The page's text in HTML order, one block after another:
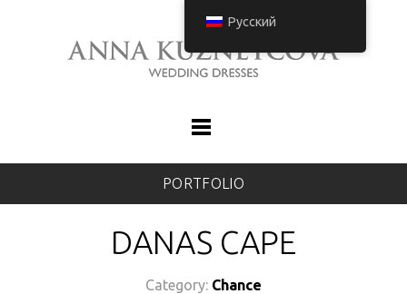
PORTFOLIO
DANAS CAPE
Category: Chance
Русский